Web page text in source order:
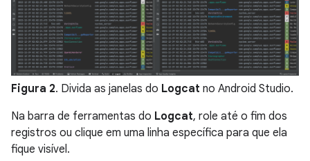
Figura 2. Divida as janelas do Logcat no Android Studio.
Na barra de ferramentas do Logcat, role até o fim dos
registros ou clique em uma linha específica para que ela
fique visível.